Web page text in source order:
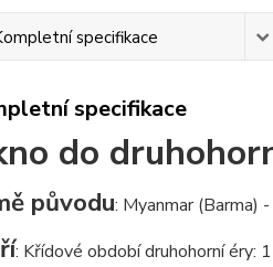
specifikace
specifikace
do
původu: Myanmar (Barma)
: Křídové období druhohorní éry: